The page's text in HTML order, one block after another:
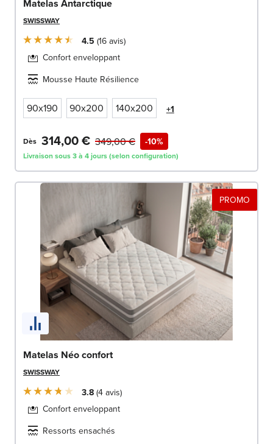
Matelas Antarctique
SWISSWAY
4.5 16 avis
Confort enveloppant
Mousse Haute Résilience
90x190 90x200 140x200 +1
Dès 314,00 € -10%
349,00 €
Livraison sous 3 à 4 jours (selon configuration)
PROMO
Matelas Néo confort
SWISSWAY
3.8 4 avis
Confort enveloppant
Ressorts ensachés